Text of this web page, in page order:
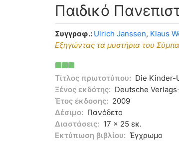
Παιδικό
Συγγραφ.: Ulrich Janssen, Klaus
Εξηγώντας τα μυστήρια του
Τίτλος πρωτοτύπου: Die Kinder-
Ξένος εκδότης: Deutsche
Έτος έκδοσης: 2009
Δέσιμο: Πανόδετο
Διαστάσεις: 17 x 25 εκ.
Εκτύπωση βιβλίου: Έγχρωμο